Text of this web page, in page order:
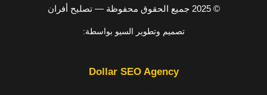
© 2025 جميع الحقوق محفوظة — تصليح أفران
تصميم وتطوير السيو بواسطة:
Dollar SEO Agency